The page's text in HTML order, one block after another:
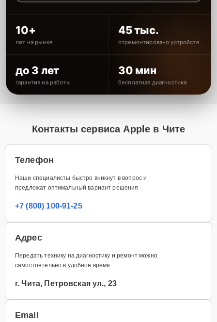
10+
лет на рынке
45 тыс.
отремонтировано устройств
до 3 лет
гарантия на работы
30 мин
бесплатная диагностика
Контакты сервиса Apple в Чите
Телефон
Наши специалисты быстро вникнут в вопрос и
предложат оптимальный вариант решения
+7 (800) 100-91-25
Адрес
Передать технику на диагностику и ремонт можно
самостоятельно в удобное время
г. Чита, Петровская ул., 23
Email